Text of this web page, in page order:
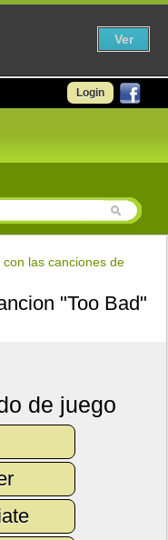
Login
las canciones de
"Too Bad"
de juego
Ver